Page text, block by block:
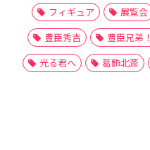
フィギュア
展覧会
豊臣秀吉
豊臣兄弟！
光る君へ
葛飾北斎